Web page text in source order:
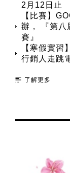
2月12日止
【比賽】
辦， 『第八
賽』
【寒假實
行銷人走跳
了解更多